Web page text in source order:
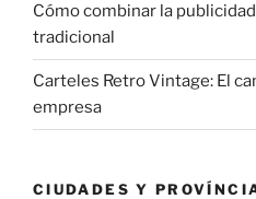
Cómo combinar la
tradicional
Carteles Retro Vintage: El
empresa
CIUDADES Y